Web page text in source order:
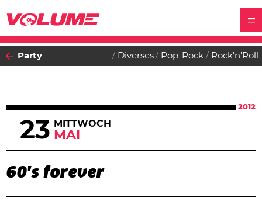
Party Diverses Pop-Rock Rock'n'Roll
2012
23 MITTWOCH
MAI
60's forever